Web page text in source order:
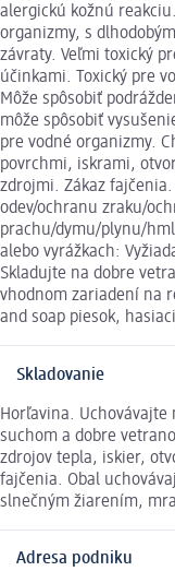
alergickú kožnú
organizmy, s
závraty. Veľmi toxický
účinkami. Toxický pre
Môže spôsobiť
môže spôsobiť
pre vodné organizmy.
povrchmi, iskrami,
zdrojmi. Zákaz
odev/ochranu zraku/
prachu/dymu/plynu/
alebo vyrážkach:
Skladujte na dobre
vhodnom zariadení na
and soap piesok,
Skladovanie
Horľavina.
suchom a dobre
zdrojov tepla, iskier,
fajčenia. Obal
slnečným žiarením,
Adresa podniku